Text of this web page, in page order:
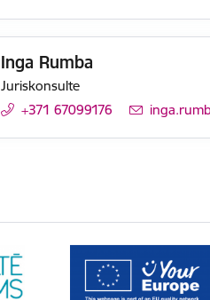
Inga Rumba
Juriskonsulte
+371 67099176
E-pasts: